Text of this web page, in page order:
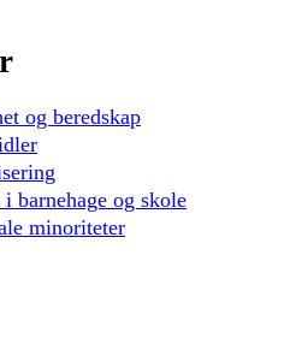
og beredskap
i barnehage og skole
minoriteter